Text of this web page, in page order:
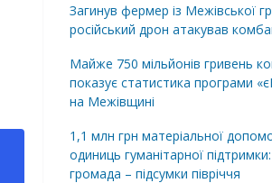
Загинув фермер із Межівської
російський дрон атакував
Майже 750 мільйонів гривень
показує статистика програми
на Межівщині
1,1 млн грн матеріальної
одиниць гуманітарної
громада – підсумки півріччя